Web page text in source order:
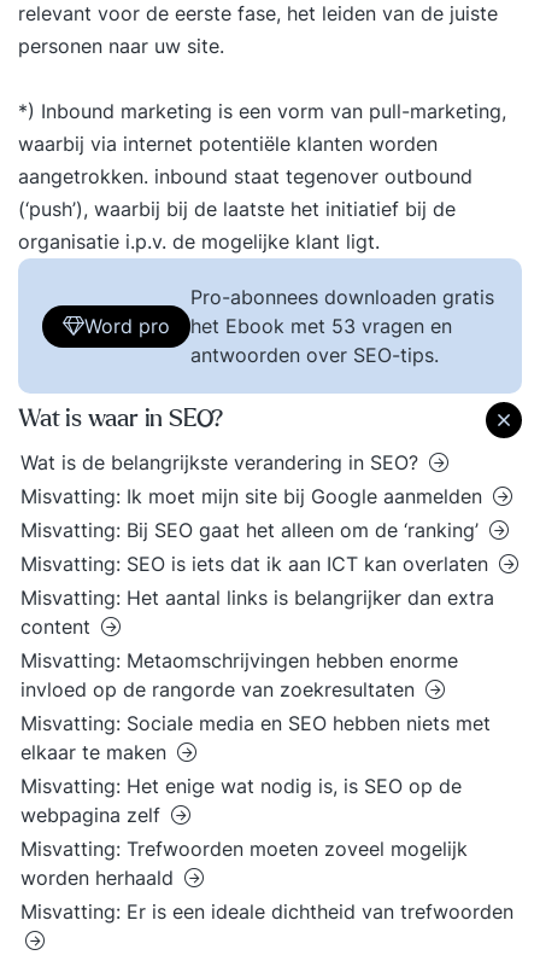
relevant voor de eerste fase, het leiden van de juiste
personen naar uw site.
*) Inbound marketing is een vorm van pull-marketing,
waarbij via internet potentiële klanten worden
aangetrokken. inbound staat tegenover outbound
(‘push’), waarbij bij de laatste het initiatief bij de
organisatie i.p.v. de mogelijke klant ligt.
Word pro
Pro-abonnees downloaden gratis
het Ebook met 53 vragen en
antwoorden over SEO-tips.
Wat is waar in SEO?
Wat is de belangrijkste verandering in SEO?
Misvatting: Ik moet mijn site bij Google aanmelden
Misvatting: Bij SEO gaat het alleen om de ‘ranking’
Misvatting: SEO is iets dat ik aan ICT kan overlaten
Misvatting: Het aantal links is belangrijker dan extra
content
Misvatting: Metaomschrijvingen hebben enorme
invloed op de rangorde van zoekresultaten
Misvatting: Sociale media en SEO hebben niets met
elkaar te maken
Misvatting: Het enige wat nodig is, is SEO op de
webpagina zelf
Misvatting: Trefwoorden moeten zoveel mogelijk
worden herhaald
Misvatting: Er is een ideale dichtheid van trefwoorden